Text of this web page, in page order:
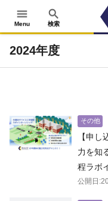
menu
Menu
search
検索
2024年度
その他
【申
力を知
程ラボ
公開日